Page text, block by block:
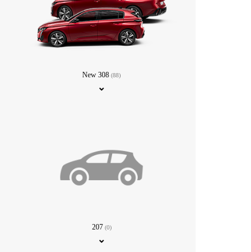
New 308(88)
207 (0)